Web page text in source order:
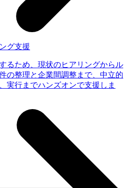
グ支援
るため、現状のヒアリングからル
の整理と企業間調整まで、中立的
実行までハンズオンで支援しま